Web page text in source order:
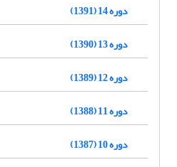
دوره 14 (1391)
دوره 13 (1390)
دوره 12 (1389)
دوره 11 (1388)
دوره 10 (1387)